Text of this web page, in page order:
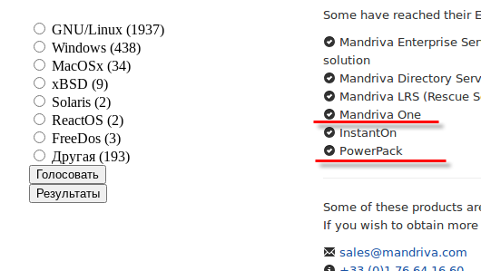
GNU/Linux (1937)
Windows (438)
MacOSx (34)
xBSD (9)
Solaris (2)
ReactOS (2)
FreeDos (3)
Другая (193)